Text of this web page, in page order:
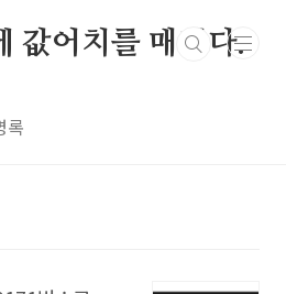
값어치를 매긴다.
록